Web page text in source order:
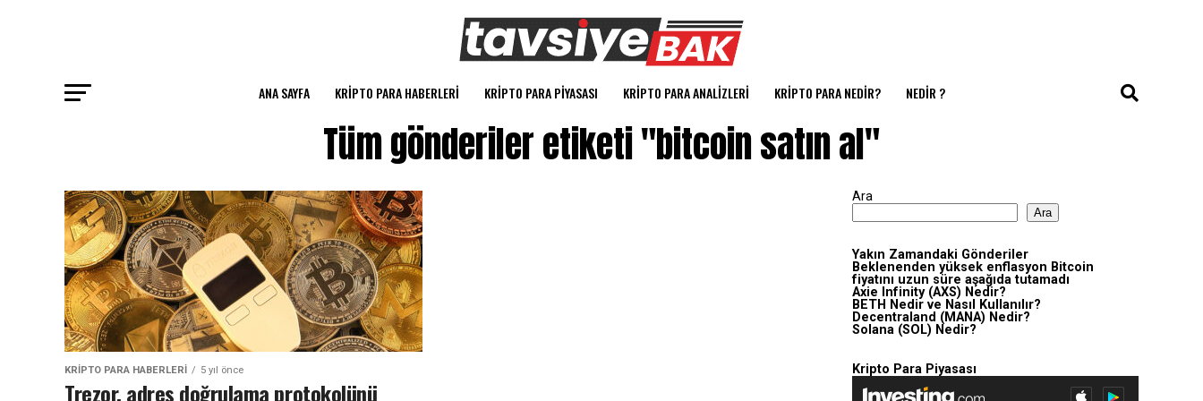
ANA SAYFA KRIPTO PARA HABERLERI KRIPTO PARA PIYASASI KRIPTO PARA ANALIZLERI KRIPTO PARA NEDIR? NEDIR ?
Tüm gönderiler etiketi "bitcoin satın al"
KRIPTO PARA HABERLERI 5 yıl önce
Trezor, adres doğrulama protokolünü
Ara
Ara
Yakın Zamandaki Gönderiler
Beklenenden yüksek enflasyon Bitcoin
fiyatını uzun süre aşağıda tutamadı
Axie Infinity (AXS) Nedir?
BETH Nedir ve Nasıl Kullanılır?
Decentraland (MANA) Nedir?
Solana (SOL) Nedir?
Kripto Para Piyasası